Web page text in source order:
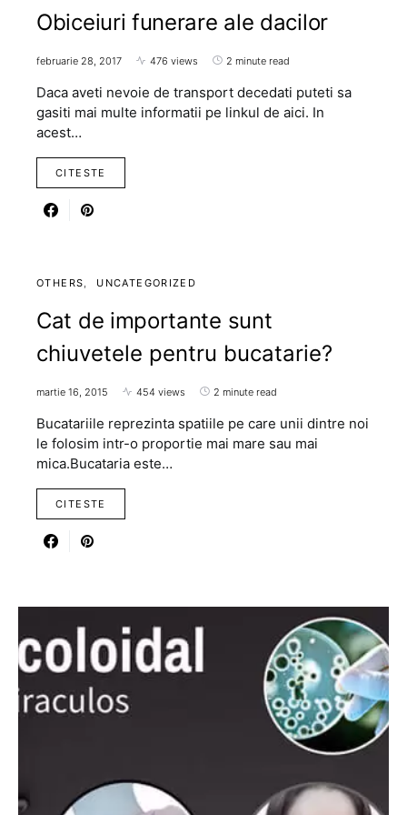
Obiceiuri funerare ale dacilor
februarie 28, 2017 476 views 2 minute read
Daca aveti nevoie de transport decedati puteti sa
gasiti mai multe informatii pe linkul de aici. In
acest…
CITESTE
OTHERS UNCATEGORIZED
Cat de importante sunt
chiuvetele pentru bucatarie?
martie 16, 2015 454 views 2 minute read
Bucatariile reprezinta spatiile pe care unii dintre noi
le folosim intr-o proportie mai mare sau mai
mica.Bucataria este…
CITESTE